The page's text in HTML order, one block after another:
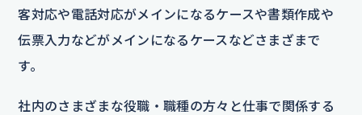
客対応や電話対応がメインになるケースや書類作成や
伝票入力などがメインになるケースなどさまざまで
す。
社内のさまざまな役職・職種の方々と仕事で関係する